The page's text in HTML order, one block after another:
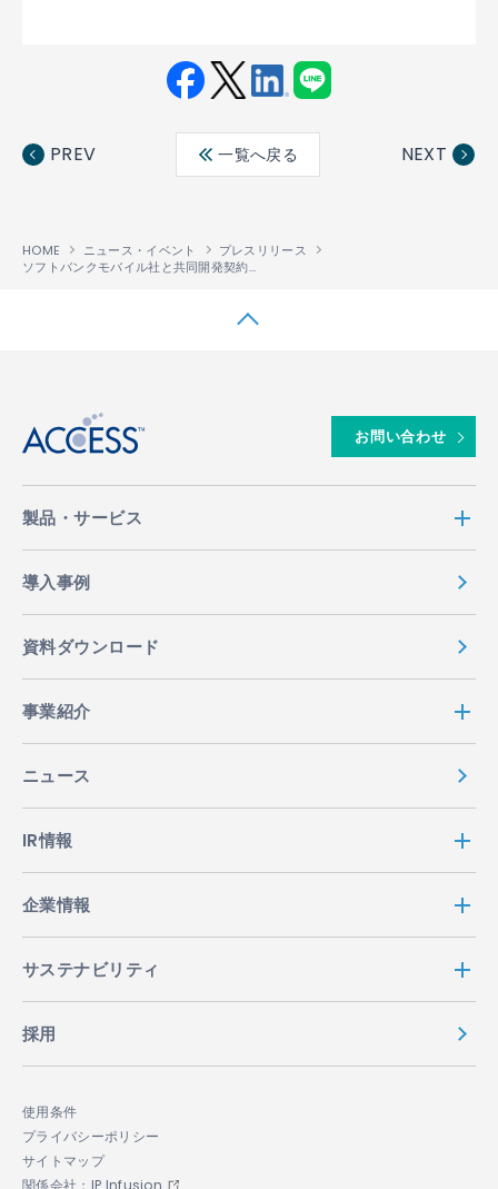
ebo ter
edin
PREV 一覧へ戻る NEXT
HOME ニュース・イベント
プレスリリース
ソフトバンクモバイル社と共同開発契約を締結
お問い合わせ
製品・サービス
導入事例
資料ダウンロード
事業紹介
ニュース
IR情報
企業情報
サステナビリティ
採用
使用条件
プライバシーポリシー
サイトマップ
関係会社：IP Infusion